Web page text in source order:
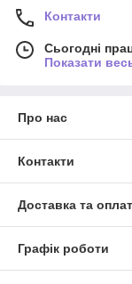
Контакти
Сьогодні
Показати
Про нас
Контакти
Доставка та
Графік роботи